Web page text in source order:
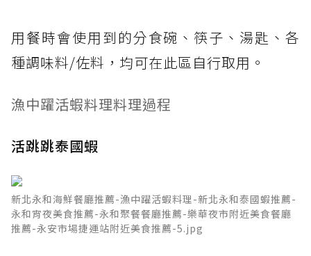
用餐時會使用到的分食碗、筷子、湯匙、各
種調味料/佐料，均可在此區自行取用。
漁中躍活蝦料理料理過程
活跳跳泰國蝦
新北永和海鮮餐廳推薦-漁中躍活蝦料理-新北永和泰國蝦推薦-
永和宵夜美食推薦-永和聚餐餐廳推薦-樂華夜市附近美食餐廳
推薦-永安市場捷運站附近美食推薦-5.jpg